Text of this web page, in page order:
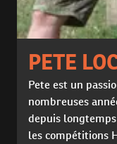
PETE
Pete est un
nombreuses
depuis
les compétitions